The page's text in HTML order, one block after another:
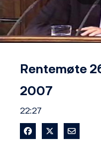
Rentemøte
2007
22:27
Share on Facebook
Share on X
Share